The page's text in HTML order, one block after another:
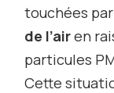
touchées
de l’airen
particules
Cette